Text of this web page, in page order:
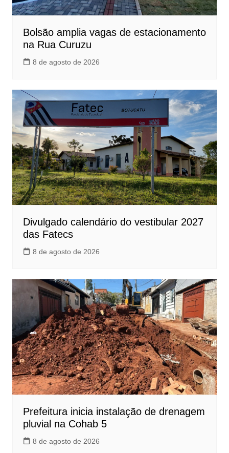
Bolsão amplia vagas de estacionamento
na Rua Curuzu
8 de agosto de 2026
Divulgado calendário do vestibular 2027
das Fatecs
8 de agosto de 2026
Prefeitura inicia instalação de drenagem
pluvial na Cohab 5
8 de agosto de 2026